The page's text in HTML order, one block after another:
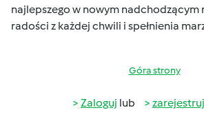
najlepszego w nowym nadchodzącym
radości z każdej chwili i spełnienia
Góra strony
Zaloguj lub